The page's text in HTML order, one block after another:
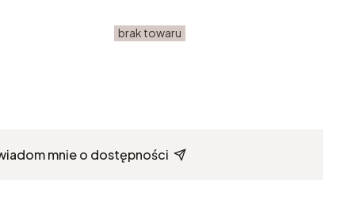
brak towaru
mnie o dostępności